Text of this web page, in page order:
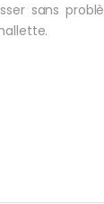
sans